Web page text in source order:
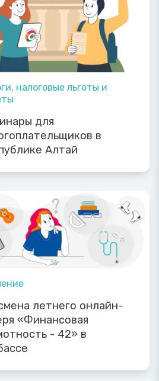
налоговые льготы и
для
в
Алтай
летнего онлайн-
«Финансовая
- 42» в